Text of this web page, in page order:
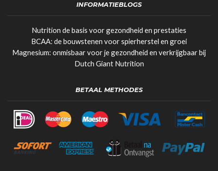
INFORMATIEBLOGS
Nutrition de basis voor gezondheid en prestaties
BCAA: de bouwstenen voor spierherstel en groei
Magnesium: onmisbaar voor je gezondheid en verkrijgbaar bij
Dutch Giant Nutrition
BETAAL METHODES